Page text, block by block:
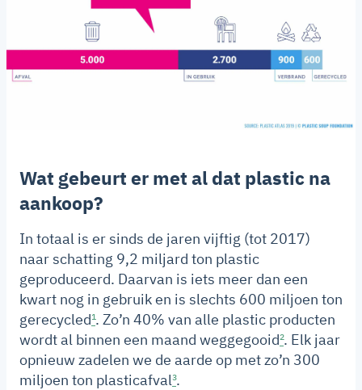
Wat gebeurt er met al dat plastic na
aankoop?
In totaal is er sinds de jaren vijftig (tot 2017)
naar schatting 9,2 miljard ton plastic
geproduceerd. Daarvan is iets meer dan een
kwart nog in gebruik en is slechts 600 miljoen ton
gerecycled¹. Zo’n 40% van alle plastic producten
wordt al binnen een maand weggegooid². Elk jaar
opnieuw zadelen we de aarde op met zo’n 300
miljoen ton plasticafval³.